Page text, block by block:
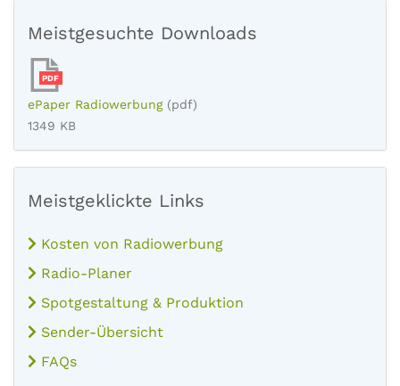
Meistgesuchte Downloads
PDF
ePaper Radiowerbung (pdf)
1349 KB
Meistgeklickte Links
Kosten von Radiowerbung
Radio-Planer
Spotgestaltung & Produktion
Sender-Übersicht
FAQs